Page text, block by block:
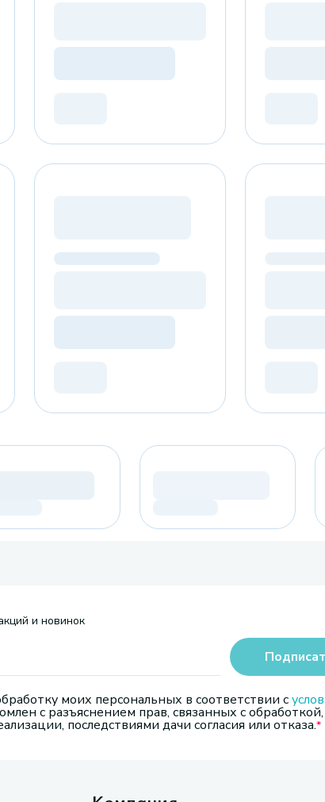
и новинок
моих персональных в соответствии с
с разъяснением прав, связанных с обработкой,
последствиями дачи согласия или отказа.